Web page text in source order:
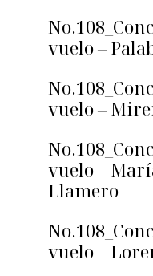
vuelo –
vuelo –
vuelo –
Llamero
vuelo –